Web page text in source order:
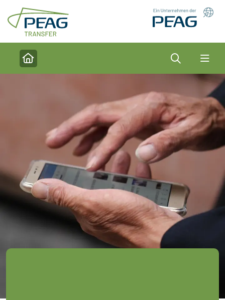
Direkt zu den Inhalten springen
Home
Suche